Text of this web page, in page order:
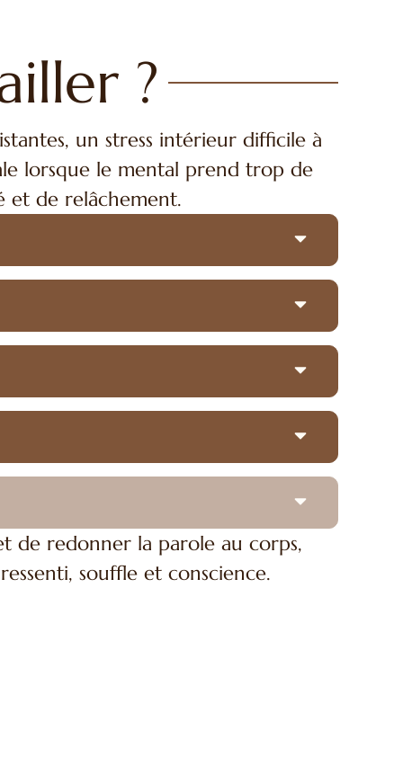
?
un stress intérieur difficile à
lorsque le mental prend trop de
et de relâchement.
de redonner la parole au corps,
souffle et conscience.